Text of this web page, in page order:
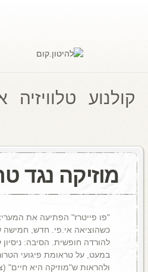
קולנוע טלוויזיה
מוזיקה נגד
"פו פייטרז" הפתיעה את
כשהוציאה אי.פי. חדש, חמישה
להורדה חופשית. הסיבה: ניסיון
במעט, על טראומת פיגועי
ולהראות ש"מוזיקה היא חיים"